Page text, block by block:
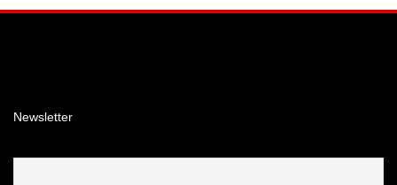
Newsletter